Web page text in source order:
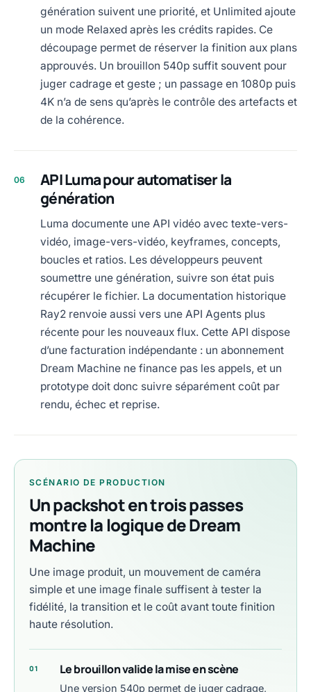
génération suivent une priorité, et Unlimited ajoute
un mode Relaxed après les crédits rapides. Ce
découpage permet de réserver la finition aux plans
approuvés. Un brouillon 540p suffit souvent pour
juger cadrage et geste ; un passage en 1080p puis
4K n’a de sens qu’après le contrôle des artefacts et
de la cohérence.
06
API Luma pour automatiser la
génération
Luma documente une API vidéo avec texte-vers-
vidéo, image-vers-vidéo, keyframes, concepts,
boucles et ratios. Les développeurs peuvent
soumettre une génération, suivre son état puis
récupérer le fichier. La documentation historique
Ray2 renvoie aussi vers une API Agents plus
récente pour les nouveaux flux. Cette API dispose
d’une facturation indépendante : un abonnement
Dream Machine ne finance pas les appels, et un
prototype doit donc suivre séparément coût par
rendu, échec et reprise.
SCÉNARIO DE PRODUCTION
Un packshot en trois passes
montre la logique de Dream
Machine
Une image produit, un mouvement de caméra
simple et une image finale suffisent à tester la
fidélité, la transition et le coût avant toute finition
haute résolution.
01 Le brouillon valide la mise en scène
Une version 540p permet de juger cadrage,